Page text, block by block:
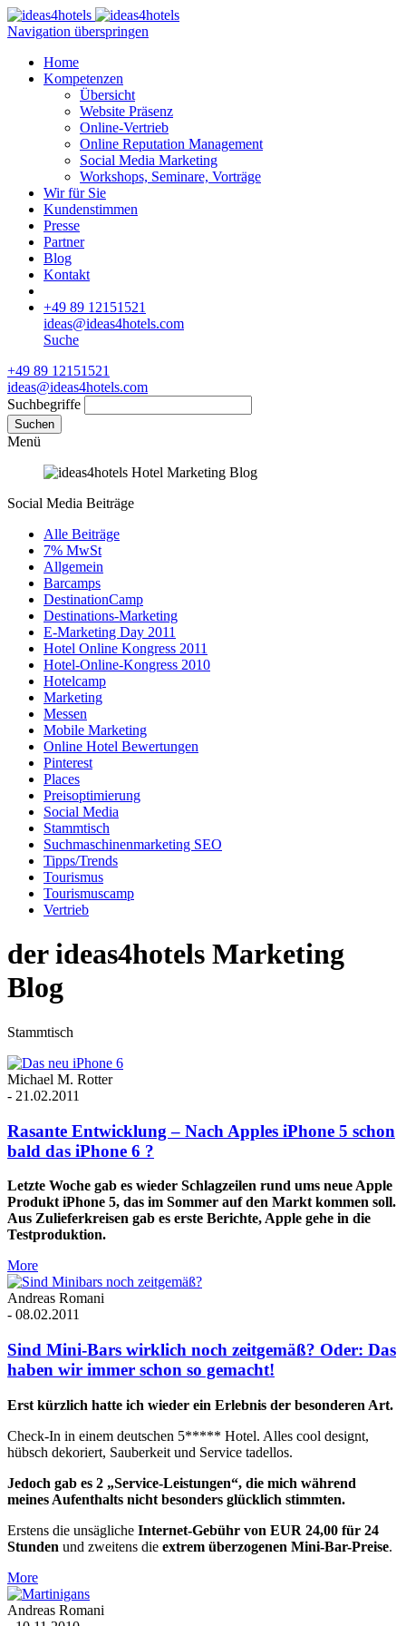
Navigation überspringen
Home
Kompetenzen
Übersicht
Website Präsenz
Online-Vertrieb
Online Reputation Management
Social Media Marketing
Workshops, Seminare, Vorträge
Wir für Sie
Kundenstimmen
Presse
Partner
Blog
Kontakt
+49 89 12151521
ideas@ideas4hotels.com
Suche
+49 89 12151521
ideas@ideas4hotels.com
Suchbegriffe
Suchen
Menü
Social Media Beiträge
Alle Beiträge
7% MwSt
Allgemein
Barcamps
DestinationCamp
Destinations-Marketing
E-Marketing Day 2011
Hotel Online Kongress 2011
Hotel-Online-Kongress 2010
Hotelcamp
Marketing
Messen
Mobile Marketing
Online Hotel Bewertungen
Pinterest
Places
Preisoptimierung
Social Media
Stammtisch
Suchmaschinenmarketing SEO
Tipps/Trends
Tourismus
Tourismuscamp
Vertrieb
der ideas4hotels Marketing
Blog
Stammtisch
Michael M. Rotter
- 21.02.2011
Rasante Entwicklung – Nach Apples iPhone 5 schon
bald das iPhone 6 ?
Letzte Woche gab es wieder Schlagzeilen rund ums neue Apple
Produkt iPhone 5, das im Sommer auf den Markt kommen soll.
Aus Zulieferkreisen gab es erste Berichte, Apple gehe in die
Testproduktion.
More
Andreas Romani
- 08.02.2011
Sind Mini-Bars wirklich noch zeitgemäß? Oder: Das
haben wir immer schon so gemacht!
Erst kürzlich hatte ich wieder ein Erlebnis der besonderen Art.
Check-In in einem deutschen 5***** Hotel. Alles cool designt,
hübsch dekoriert, Sauberkeit und Service tadellos.
Jedoch gab es 2 „Service-Leistungen“, die mich während
meines Aufenthalts nicht besonders glücklich stimmten.
Erstens die unsägliche Internet-Gebühr von EUR 24,00 für 24
Stunden und zweitens die extrem überzogenen Mini-Bar-Preise.
More
Andreas Romani